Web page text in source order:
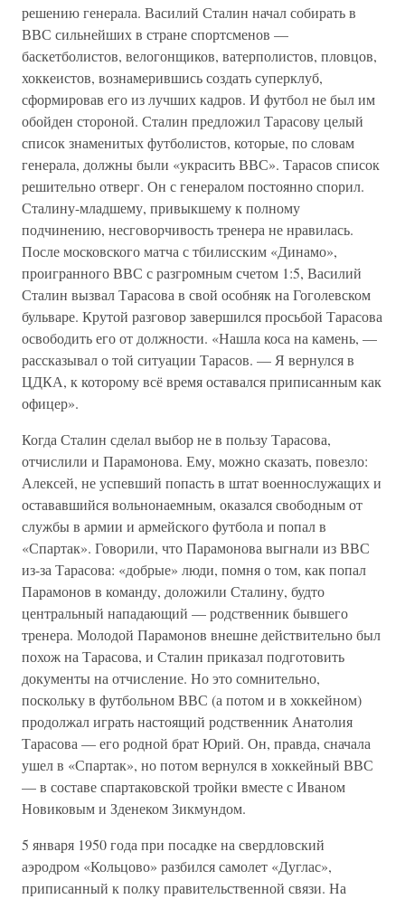
решению генерала. Василий Сталин начал собирать в
ВВС сильнейших в стране спортсменов —
баскетболистов, велогонщиков, ватерполистов, пловцов,
хоккеистов, вознамерившись создать суперклуб,
сформировав его из лучших кадров. И футбол не был им
обойден стороной. Сталин предложил Тарасову целый
список знаменитых футболистов, которые, по словам
генерала, должны были «украсить ВВС». Тарасов список
решительно отверг. Он с генералом постоянно спорил.
Сталину-младшему, привыкшему к полному
подчинению, несговорчивость тренера не нравилась.
После московского матча с тбилисским «Динамо»,
проигранного ВВС с разгромным счетом 1:5, Василий
Сталин вызвал Тарасова в свой особняк на Гоголевском
бульваре. Крутой разговор завершился просьбой Тарасова
освободить его от должности. «Нашла коса на камень, —
рассказывал о той ситуации Тарасов. — Я вернулся в
ЦДКА, к которому всё время оставался приписанным как
офицер».
Когда Сталин сделал выбор не в пользу Тарасова,
отчислили и Парамонова. Ему, можно сказать, повезло:
Алексей, не успевший попасть в штат военнослужащих и
остававшийся вольнонаемным, оказался свободным от
службы в армии и армейского футбола и попал в
«Спартак». Говорили, что Парамонова выгнали из ВВС
из-за Тарасова: «добрые» люди, помня о том, как попал
Парамонов в команду, доложили Сталину, будто
центральный нападающий — родственник бывшего
тренера. Молодой Парамонов внешне действительно был
похож на Тарасова, и Сталин приказал подготовить
документы на отчисление. Но это сомнительно,
поскольку в футбольном ВВС (а потом и в хоккейном)
продолжал играть настоящий родственник Анатолия
Тарасова — его родной брат Юрий. Он, правда, сначала
ушел в «Спартак», но потом вернулся в хоккейный ВВС
— в составе спартаковской тройки вместе с Иваном
Новиковым и Зденеком Зикмундом.
5 января 1950 года при посадке на свердловский
аэродром «Кольцово» разбился самолет «Дуглас»,
приписанный к полку правительственной связи. На